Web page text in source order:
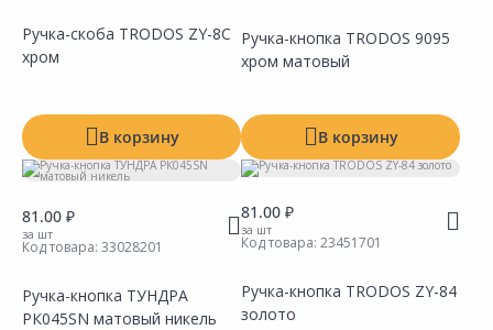
Ручка-скоба TRODOS ZY-8С
хром
В корзину
Ручка-кнопка TRODOS 9095
хром матовый
В корзину
81.00 ₽
за шт
Код товара: 33028201
Ручка-кнопка ТУНДРА
РК045SN матовый никель
81.00 ₽
за шт
Код товара: 23451701
Ручка-кнопка TRODOS ZY-84
золото